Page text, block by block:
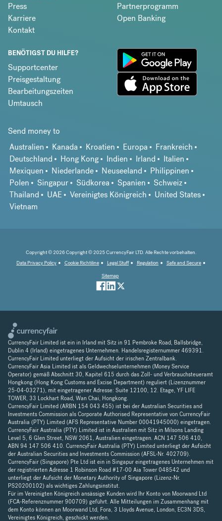
Press
Karriere
Kontakt
Partnerprogramm
Open Banking
BENÖTIGST DU HILFE?
Supportcenter
Preisgestaltung
Bearbeitungszeiten
Umtausch
Send money to
Australien
Kanada Kroatien Europa
Frankreich
Deutschland
Hong Kong Indien Irland
Italien
Mexiquen
Niederlande Neuseeland
Philippinen
Polen
Singapur Südkorea Spanien
Schweiz
Thailand
UAE Vereinigtes Königreich
United States
Vietnam
Copyright © 2026 Copyright © 2025 CurrencyFair LTD. Alle Rechte vorbehalten.
Data Privacy Policy
Cookie Richtiline Legal Stuff Regulation
Safe and Secure
Sitemap
CurrencyFair Limited ist ein in Irland mit Sitz in 91 Pembroke Road, Ballsbridge,
Dublin 4 (Irland) eingetragenes Unternehmen. Handelsregisternummer 469391.
CurrencyFair Limited unterliegt der Aufsicht der irischen Zentralbank.
CurrencyFair Asia Limited ist als Geldwechselunternehmen (Money Service
Operator) gemäß Abschnitt 30, Kapitel 615 durch das Zoll- und Verbrauchsteueramt
Hongkong (Hong Kong Customs and Excise Department) reguliert (Lizenznummer
25-04-03271), mit eingetragener Adresse: Suite 12100, 12. Etage, YF LIFE
TOWER, 33 Lockhart Road, Wan Chai, Hongkong.
CurrencyFair Limited (ARBN 154 043 455) ist bei der Australian Securities and
Investments Commission als Corporate Authorised Representative von CurrencyFair
Australia (PTY) Limited (AFS Representative Number 00041945000) eingetragen.
CurrencyFair Australia (PTY) Limited ist in Australien mit Sitz in Milsons Landing
Level 5, 6 Glen Street, NSW 2061, Australien eingetragen. ACN 147 506 410,
ABN 94 147 506 410. CurrencyFair Australia (PTY) Limited unterliegt der Aufsicht
der Australian Securities and Investments Commission (AFSL-Nr. 402709).
CurrencyFair (Singapore) Pte Ltd ist ein in Singapur eingetragenes Unternehmen mit
der registrierten Adresse 1 Robinson Road #17-00 Aia Tower 048542 und
unterliegt der Aufsicht der Monetary Authority of Singapore (Lizenz-Nr.
PS20200102) als wichtiges Zahlungsinstitut.
Für im Vereinigten Königreich ansässige Kunden wird Ihr Konto von Moorwand Ltd
(FCA-Referenznummer 900709) geführt. Alle Mitteilungen im Zusammenhang mit
dem Konto können an Moorwand Ltd, Fora, 3 Lloyds Avenue, London, EC3N 3DS,
Vereinigtes Königreich, geschickt werden.